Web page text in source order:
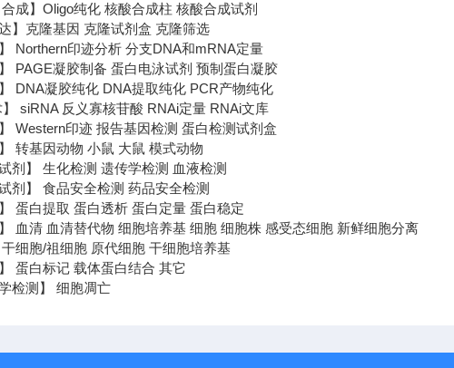
合成】Oligo纯化 核酸合成柱 核酸合成试剂
达】克隆基因 克隆试剂盒 克隆筛选
】 Northern印迹分析 分支DNA和mRNA定量
】 PAGE凝胶制备 蛋白电泳试剂 预制蛋白凝胶
】 DNA凝胶纯化 DNA提取纯化 PCR产物纯化
】 siRNA 反义寡核苷酸 RNAi定量 RNAi文库
】 Western印迹 报告基因检测 蛋白检测试剂盒
转基因动物 小鼠 大鼠 模式动物
剂】 生化检测 遗传学检测 血液检测
剂】 食品安全检测 药品安全检测
】 蛋白提取 蛋白透析 蛋白定量 蛋白稳定
】 血清 血清替代物 细胞培养基 细胞 细胞株 感受态细胞 新鲜细胞分离
干细胞/祖细胞 原代细胞 干细胞培养基
蛋白标记 载体蛋白结合 其它
检测】 细胞凋亡